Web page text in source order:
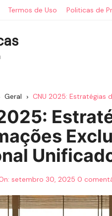
Termos de Uso Politicas de
Geral CNU 2025: Estratégias
setembro 30, 2025 0